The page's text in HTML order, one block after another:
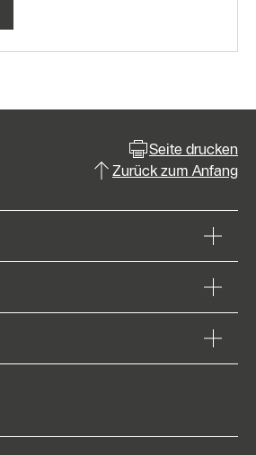
Seite drucken
Zurück zum Anfang